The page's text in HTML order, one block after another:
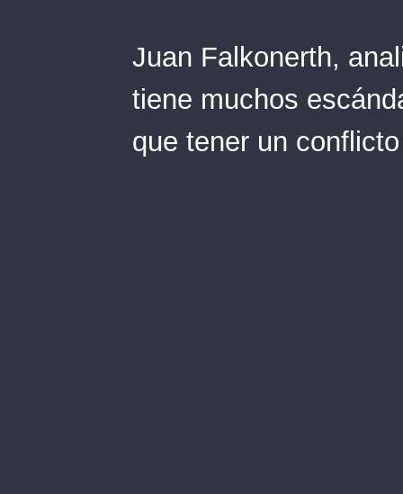
Juan Falkonerth,
tiene muchos
que tener un